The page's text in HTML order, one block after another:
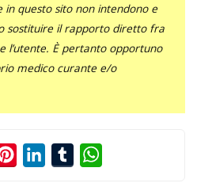
questo sito non intendono e
sostituire il rapporto diretto fra
l’utente. È pertanto opportuno
medico curante e/o
PinterestLinkedInTumblr